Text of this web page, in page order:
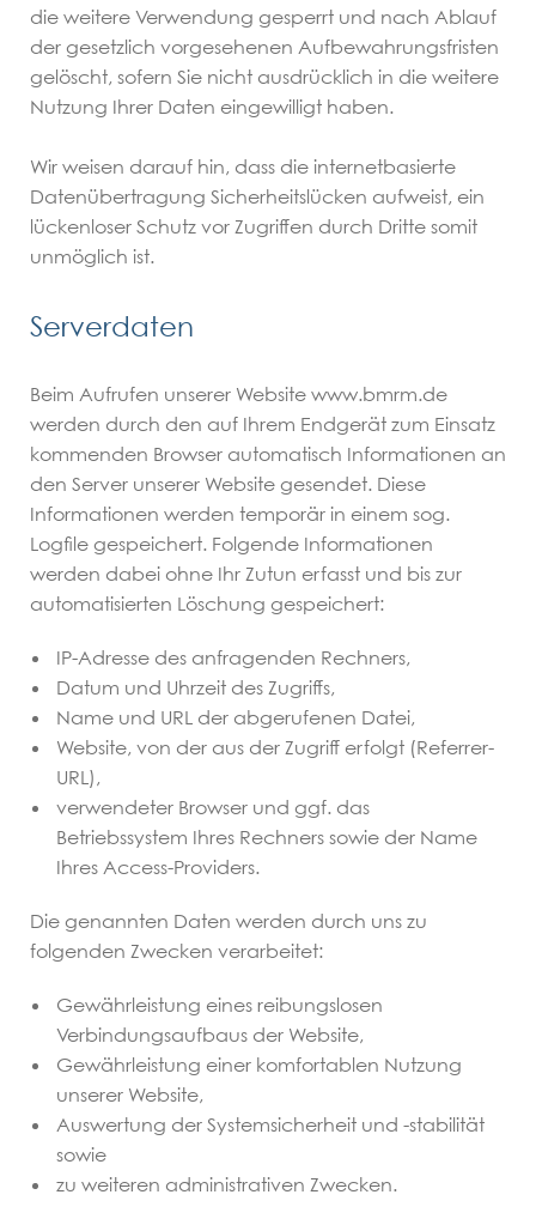
Kosten/FAQ
Kosten
FAQ
Fachanwalt
Hamburg Altona
Datenschutz
neuer Partner gesucht
Home
die weitere Verwendung gesperrt und nach Ablauf
der gesetzlich vorgesehenen Aufbewahrungsfristen
gelöscht, sofern Sie nicht ausdrücklich in die weitere
Nutzung Ihrer Daten eingewilligt haben.
Wir weisen darauf hin, dass die internetbasierte
Datenübertragung Sicherheitslücken aufweist, ein
lückenloser Schutz vor Zugriffen durch Dritte somit
unmöglich ist.
Serverdaten
Beim Aufrufen unserer Website www.bmrm.de
werden durch den auf Ihrem Endgerät zum Einsatz
kommenden Browser automatisch Informationen an
den Server unserer Website gesendet. Diese
Informationen werden temporär in einem sog.
Logfile gespeichert. Folgende Informationen
werden dabei ohne Ihr Zutun erfasst und bis zur
automatisierten Löschung gespeichert:
IP-Adresse des anfragenden Rechners,
Datum und Uhrzeit des Zugriffs,
Name und URL der abgerufenen Datei,
Website, von der aus der Zugriff erfolgt (Referrer-
URL),
verwendeter Browser und ggf. das
Betriebssystem Ihres Rechners sowie der Name
Ihres Access-Providers.
Die genannten Daten werden durch uns zu
folgenden Zwecken verarbeitet:
Gewährleistung eines reibungslosen
Verbindungsaufbaus der Website,
Gewährleistung einer komfortablen Nutzung
unserer Website,
Auswertung der Systemsicherheit und -stabilität
sowie
zu weiteren administrativen Zwecken.